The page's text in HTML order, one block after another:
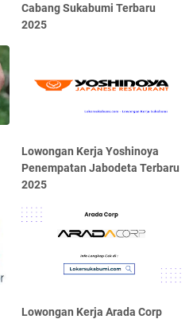
Cabang Sukabumi Terbaru
2025
Lowongan Kerja Yoshinoya
Penempatan Jabodeta Terbaru
2025
Lowongan Kerja Arada Corp